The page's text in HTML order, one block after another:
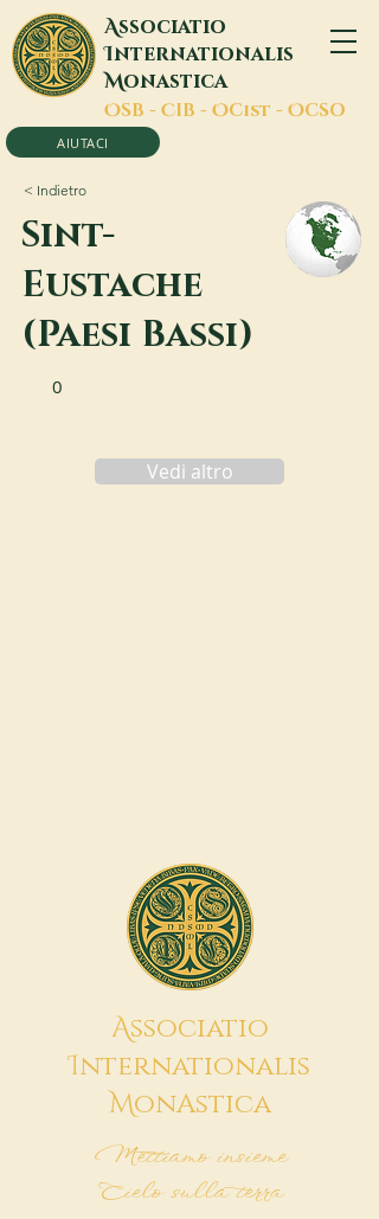
Associatio
Internationalis
Monastica
OSB - CIB - OCist - OCSO
AIUTACI
< Indietro
Sint-
Eustache
(Paesi Bassi)
0
Vedi altro
Associatio
Internationalis
MonAstica
Mettiamo insieme
Cielo sulla terra